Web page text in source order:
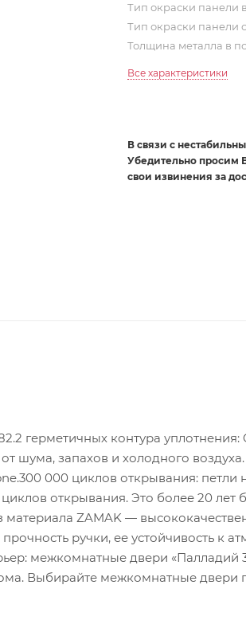
Тип окраски панели
Тип окраски панели
Толщина металла в
Все характеристики
В связи с
Убедительно просим
свои извинения за
герметичных контура уплотнения:
шума, запахов и холодного
000 циклов открывания:
открывания. Это более 20 лет
ZAMAK —
ручки, ее устойчивость к
межкомнатные двери «Палладий
Выбирайте межкомнатные двери